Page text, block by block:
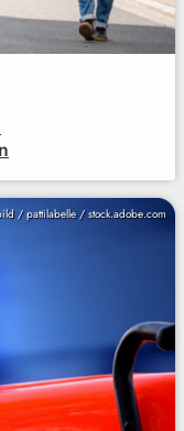
/ pattilabelle / stock.adobe.com